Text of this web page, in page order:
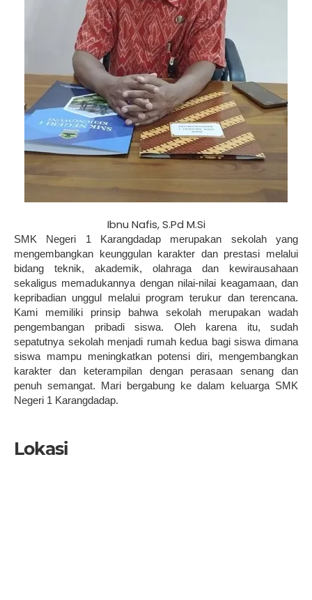
Ibnu Nafis, S.Pd M.Si
SMK Negeri 1 Karangdadap merupakan sekolah yang
mengembangkan keunggulan karakter dan prestasi melalui
bidang teknik, akademik, olahraga dan kewirausahaan
sekaligus memadukannya dengan nilai-nilai keagamaan, dan
kepribadian unggul melalui program terukur dan terencana.
Kami memiliki prinsip bahwa sekolah merupakan wadah
pengembangan pribadi siswa. Oleh karena itu, sudah
sepatutnya sekolah menjadi rumah kedua bagi siswa dimana
siswa mampu meningkatkan potensi diri, mengembangkan
karakter dan keterampilan dengan perasaan senang dan
penuh semangat. Mari bergabung ke dalam keluarga SMK
Negeri 1 Karangdadap.
Lokasi